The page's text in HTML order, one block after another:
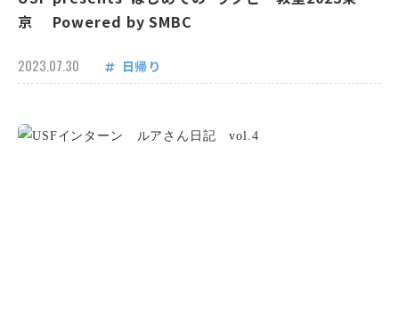
京 Powered by SMBC
2023.07.30 日帰り